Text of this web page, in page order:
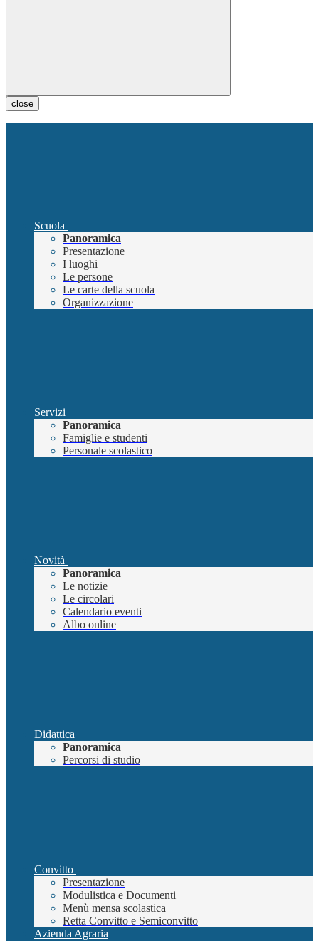
close
Scuola
Panoramica
Presentazione
I luoghi
Le persone
Le carte della scuola
Organizzazione
Servizi
Panoramica
Famiglie e studenti
Personale scolastico
Novità
Panoramica
Le notizie
Le circolari
Calendario eventi
Albo online
Didattica
Panoramica
Percorsi di studio
Convitto
Presentazione
Modulistica e Documenti
Menù mensa scolastica
Retta Convitto e Semiconvitto
Azienda Agraria